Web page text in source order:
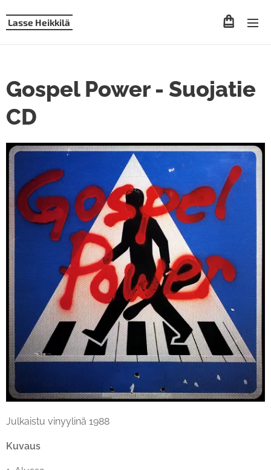
Lasse Heikkilä
Gospel Power - Suojatie
CD
Julkaistu vinyylinä 1988
Kuvaus